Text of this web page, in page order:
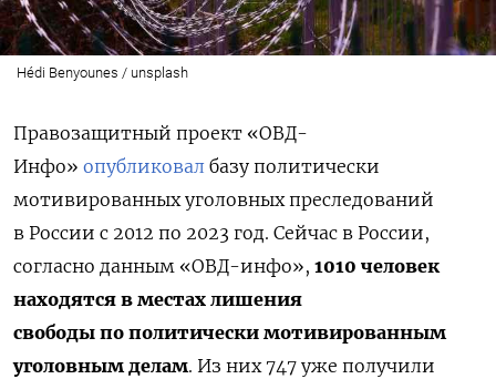
Hédi Benyounes / unsplash
Правозащитный проект «ОВД-
Инфо» опубликовал базу политически
мотивированных уголовных преследований
в России с 2012 по 2023 год. Сейчас в России,
согласно данным «ОВД-инфо», 1010 человек
находятся в местах лишения
свободы по политически мотивированным
уголовным делам. Из них 747 уже получили